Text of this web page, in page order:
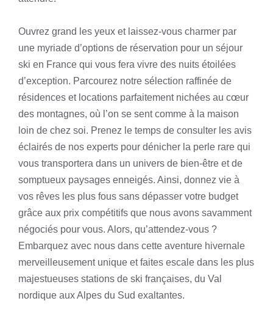
Ouvrez grand les yeux et laissez-vous charmer par
une myriade d’options de réservation pour un séjour
ski en France qui vous fera vivre des nuits étoilées
d’exception. Parcourez notre sélection raffinée de
résidences et locations parfaitement nichées au cœur
des montagnes, où l’on se sent comme à la maison
loin de chez soi. Prenez le temps de consulter les avis
éclairés de nos experts pour dénicher la perle rare qui
vous transportera dans un univers de bien-être et de
somptueux paysages enneigés. Ainsi, donnez vie à
vos rêves les plus fous sans dépasser votre budget
grâce aux prix compétitifs que nous avons savamment
négociés pour vous. Alors, qu’attendez-vous ?
Embarquez avec nous dans cette aventure hivernale
merveilleusement unique et faites escale dans les plus
majestueuses stations de ski françaises, du Val
nordique aux Alpes du Sud exaltantes.